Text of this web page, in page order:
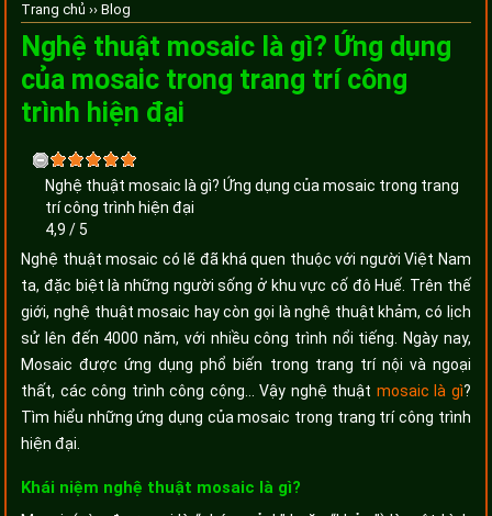
Trang chủ ›› Blog
Nghệ thuật mosaic là gì? Ứng dụng
của mosaic trong trang trí công
trình hiện đại
Nghệ thuật mosaic là gì? Ứng dụng của mosaic trong trang
trí công trình hiện đại
4,9 / 5
Nghệ thuật mosaic có lẽ đã khá quen thuộc với người Việt Nam
ta, đặc biệt là những người sống ở khu vực cố đô Huế. Trên thế
giới, nghệ thuật mosaic hay còn gọi là nghệ thuật khảm, có lịch
sử lên đến 4000 năm, với nhiều công trình nổi tiếng. Ngày nay,
Mosaic được ứng dụng phổ biến trong trang trí nội và ngoại
thất, các công trình công cộng... Vậy nghệ thuật mosaic là gì?
Tìm hiểu những ứng dụng của mosaic trong trang trí công trình
hiện đại.
Khái niệm nghệ thuật mosaic là gì?